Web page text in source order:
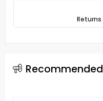
Returns